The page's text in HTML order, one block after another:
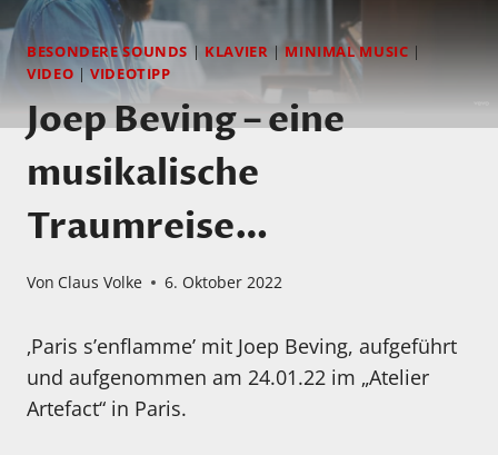
BESONDERE SOUNDS | KLAVIER |MINIMAL MUSIC |
VIDEO |VIDEOTIPP
Joep Beving – eine
musikalische
Traumreise…
Von Claus Volke 6. Oktober 2022
‚Paris s’enflamme’ mit Joep Beving, aufgeführt
und aufgenommen am 24.01.22 im „Atelier
Artefact“ in Paris.